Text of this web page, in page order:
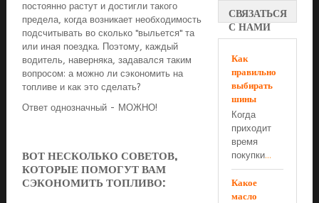
постоянно растут и достигли такого
предела, когда возникает необходимость
подсчитывать во сколько "выльется" та
или иная поездка. Поэтому, каждый
водитель, наверняка, задавался таким
вопросом: а можно ли сэкономить на
топливе и как это сделать?
Ответ однозначный - МОЖНО!
ВОТ НЕСКОЛЬКО СОВЕТОВ,
КОТОРЫЕ ПОМОГУТ ВАМ
СЭКОНОМИТЬ ТОПЛИВО:
СВЯЗАТЬСЯ
С НАМИ
Как
правильно
выбирать
шины
Когда
приходит
время
покупки...
Какое
масло